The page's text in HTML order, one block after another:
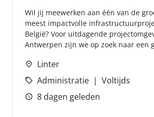
Wil jij meewerken aan één van de
meest impactvolle
België? Voor uitdagende
Antwerpen zijn we op zoek naar een
Linter
Administratie
Voltijds
8 dagen geleden